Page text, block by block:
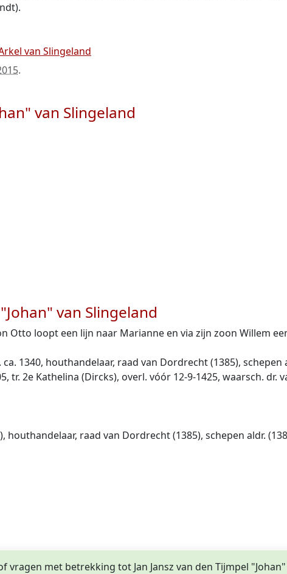
van Slingeland
.
van Slingeland
van Slingeland
Otto loopt een lijn naar Marianne en via zijn zoon Willem
ca. 1340, houthandelaar, raad van Dordrecht (1385),
tr. 2e Kathelina (Dircks), overl. vóór 12-9-1425, waarsch.
houthandelaar, raad van Dordrecht (1385), schepen aldr.
vragen met betrekking tot Jan Jansz van den Tijmpel